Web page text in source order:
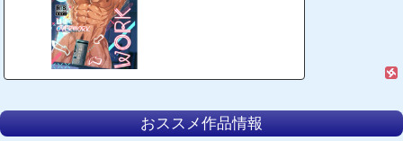
おススメ作品情報